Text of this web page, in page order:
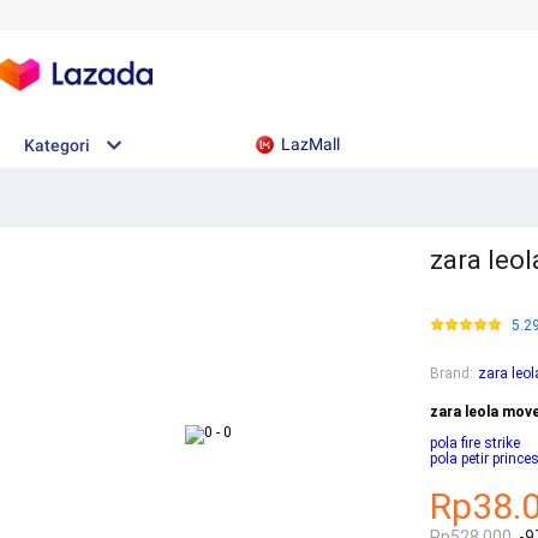
Kategori LazMall
zara
Brand : zara
zara leola
pola fire strike
pola petir